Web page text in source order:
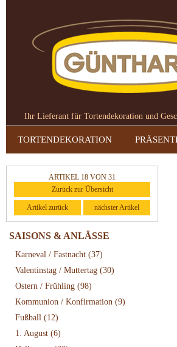
Ihr Lieferant für Tortendekoration und
TORTENDEKORATION
ARTIKEL 18 VON 31
Zurück zur Übersicht
Artikel zurück nächster Artikel
SAISONS & ANLÄSSE
Karneval / Fastnacht (37)
Valentinstag / Muttertag (30)
Ostern / Frühling (98)
Kommunion / Konfirmation (9)
Fußball (12)
1. August (6)